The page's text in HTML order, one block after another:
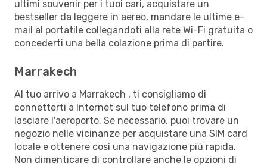
ultimi souvenir per i tuoi cari, acquistare un
bestseller da leggere in aereo, mandare le ultime e-
mail al portatile collegandoti alla rete Wi-Fi gratuita o
concederti una bella colazione prima di partire.
Marrakech
Al tuo arrivo a Marrakech , ti consigliamo di
connetterti a Internet sul tuo telefono prima di
lasciare l'aeroporto. Se necessario, puoi trovare un
negozio nelle vicinanze per acquistare una SIM card
locale e ottenere così una navigazione più rapida.
Non dimenticare di controllare anche le opzioni di